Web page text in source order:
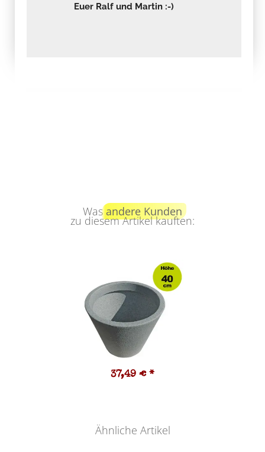
Euer Ralf und Martin :-)
Wasandere Kunden
zu diesem Artikel kauften:
37,49 € *
Ähnliche Artikel